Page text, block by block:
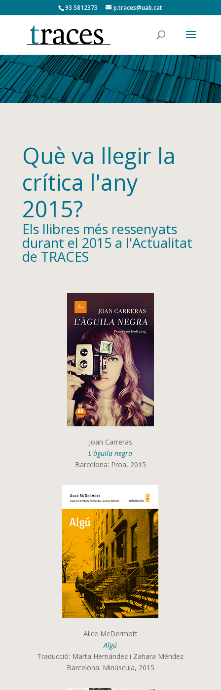
93 5812373 p.traces@uab.cat
Què va llegir la
crítica l'any
2015?
Els llibres més ressenyats
durant el 2015 a l'Actualitat
de TRACES
Joan Carreras
L'àguila negra
Barcelona: Proa, 2015
Alice McDermott
Algú
Traducció: Marta Hernández i Zahara Méndez
Barcelona: Minúscula, 2015